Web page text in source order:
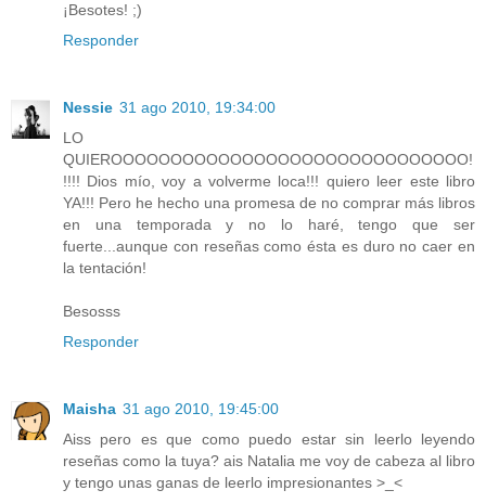
¡Besotes! ;)
Responder
Nessie 31 ago 2010, 19:34:00
LO
QUIEROOOOOOOOOOOOOOOOOOOOOOOOOOOOOO!
!!!! Dios mío, voy a volverme loca!!! quiero leer este libro
YA!!! Pero he hecho una promesa de no comprar más libros
en una temporada y no lo haré, tengo que ser
fuerte...aunque con reseñas como ésta es duro no caer en
la tentación!
Besosss
Responder
Maisha 31 ago 2010, 19:45:00
Aiss pero es que como puedo estar sin leerlo leyendo
reseñas como la tuya? ais Natalia me voy de cabeza al libro
y tengo unas ganas de leerlo impresionantes >_<